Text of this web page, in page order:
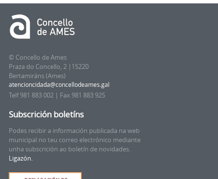
© Concello de Ames
Praza do Concello, 2 |15220
Bertamiráns (Ames)
Telf 981 883 002 | Fax 981 883 925
Subscrición boletíns
Podes recibir a información publicada na web
municipal no teu correo electrónico mediante
unha subscrición ao boletín de novidades.
Ligazón.